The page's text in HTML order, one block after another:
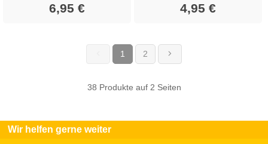
6,95 € 4,95 €
1 (current)
2
38 Produkte auf 2 Seiten
Wir helfen gerne weiter